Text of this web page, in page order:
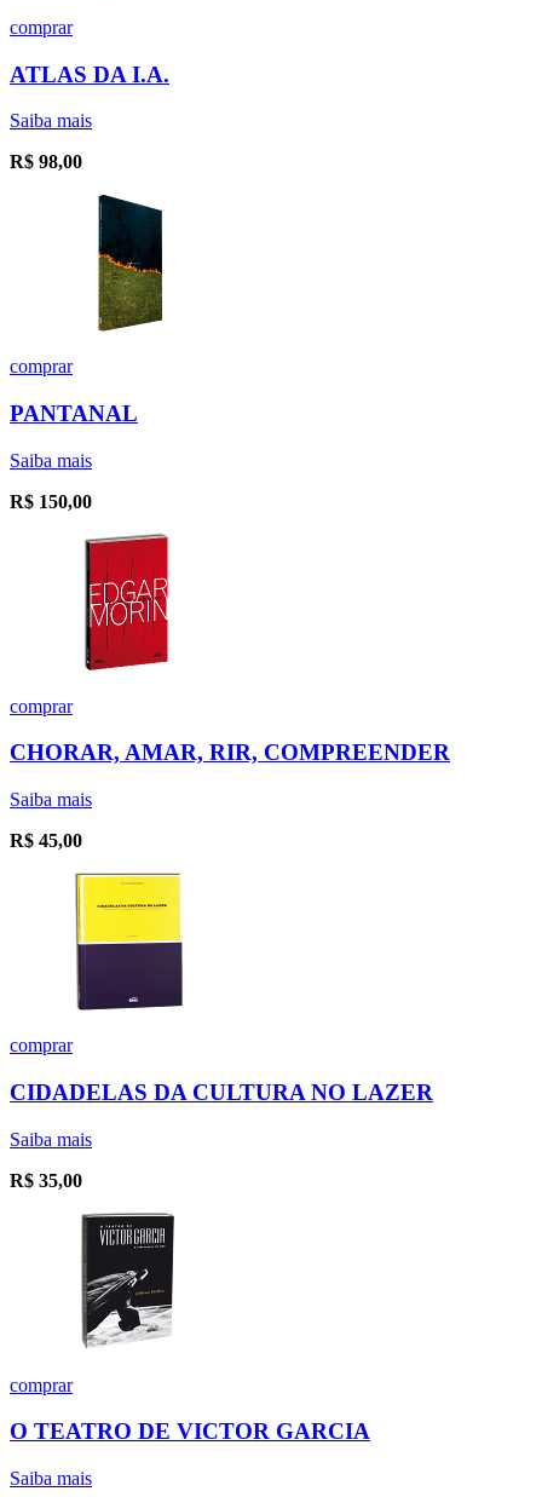
comprar
ATLAS DA I.A.
Saiba mais
R$ 98,00
comprar
PANTANAL
Saiba mais
R$ 150,00
comprar
CHORAR, AMAR, RIR, COMPREENDER
Saiba mais
R$ 45,00
comprar
CIDADELAS DA CULTURA NO LAZER
Saiba mais
R$ 35,00
comprar
O TEATRO DE VICTOR GARCIA
Saiba mais